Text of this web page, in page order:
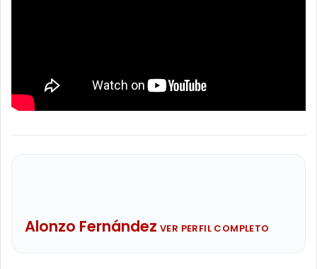
Alonzo Fernández VER PERFIL COMPLETO